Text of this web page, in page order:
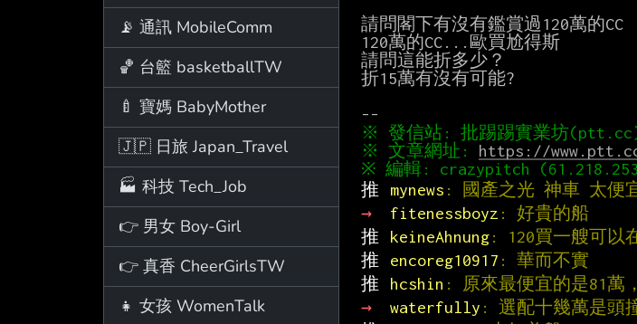
📡 通訊 MobileComm
🏀 台籃 basketballTW
🍼 寶媽 BabyMother
🇯🇵 日旅 Japan_Travel
🏭 科技 Tech_Job
👉 男女 Boy-Girl
👉 真香 CheerGirlsTW
👧 女孩 WomenTalk
請問閣下有沒有鑑賞過120萬的CC
120萬的CC...歐買尬得斯
請問這能折多少？
折15萬有沒有可能?
※ 文章網址: https://
推
mynews : 國產之光 神車 太便
→
fitenessboyz : 好貴的船
推
keineAhnung: 120買一艘可以
推
encoreg10917 : 華而不實
推
hcshin : 原來最便宜的是81萬
→
waterfully : 選配十幾萬是頭